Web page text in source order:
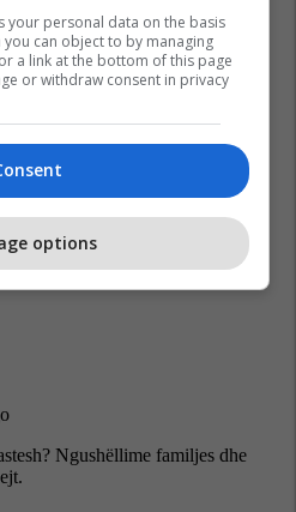
Burim Ramadani
your personal data on the basis
can object to by managing
a link at the bottom of this page
or withdraw consent in privacy
options